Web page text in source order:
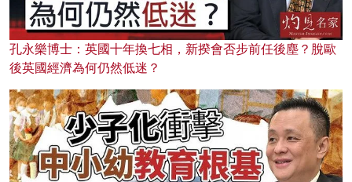
孔永樂博士：英國十年換七相，新揆會否步前任後塵？脫歐
後英國經濟為何仍然低迷？